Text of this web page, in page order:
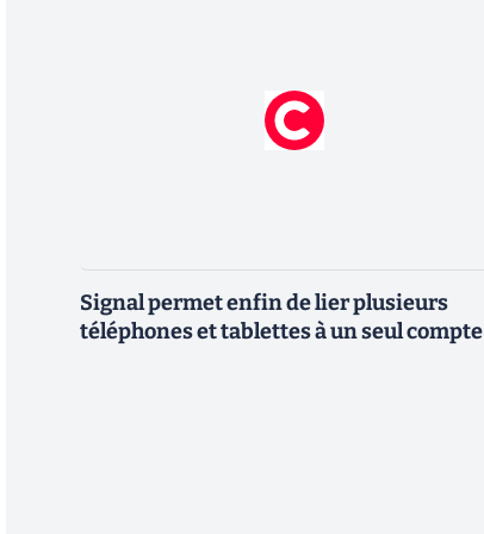
Signal permet enfin de lier plusieurs
téléphones et tablettes à un seul compte